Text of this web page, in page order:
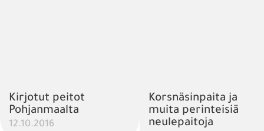
Kirjotut peitot
Pohjanmaalta
12.10.2016
Korsnäsinpaita ja
muita perinteisiä
neulepaitoja